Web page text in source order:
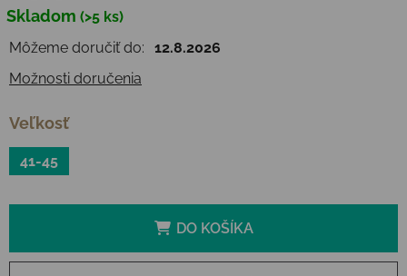
Jednotková cena:
Skladom (>5 ks)
Môžeme doručiť do:
12.8.2026
Možnosti doručenia
Veľkosť
41-45
DO KOŠÍKA